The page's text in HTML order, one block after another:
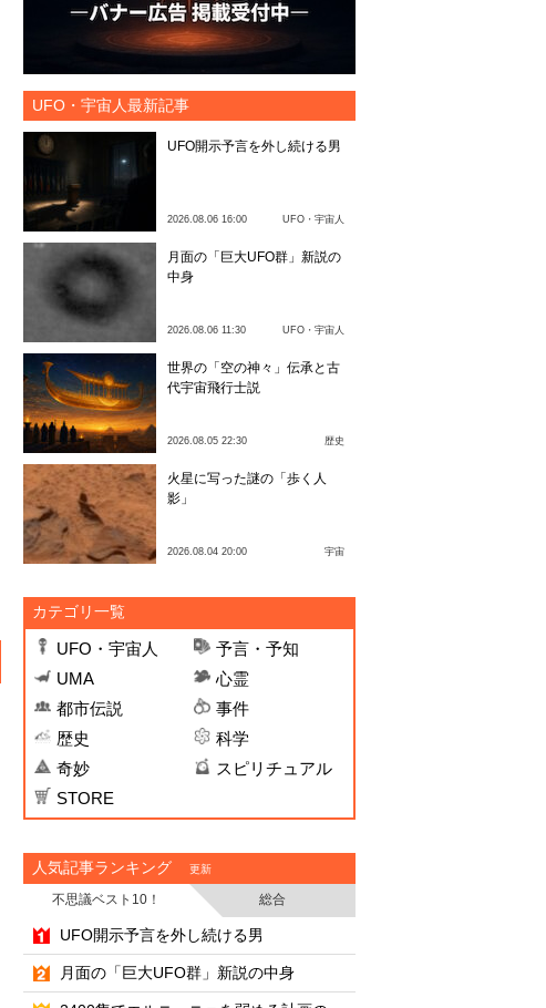
UFO・宇宙人最新記事
UFO開示予言を外し続ける男
2026.08.06 16:00 UFO・宇宙人
月面の「巨大UFO群」新説の
中身
2026.08.06 11:30 UFO・宇宙人
世界の「空の神々」伝承と古
代宇宙飛行士説
2026.08.05 22:30 歴史
火星に写った謎の「歩く人
影」
2026.08.04 20:00 宇宙
カテゴリ一覧
UFO・宇宙人
予言・予知
UMA
心霊
都市伝説
事件
歴史
科学
奇妙
スピリチュアル
STORE
人気記事ランキング 更新
不思議ベスト10！
総合
・
UFO開示予言を外し続ける男
・
月面の「巨大UFO群」新説の中身
・